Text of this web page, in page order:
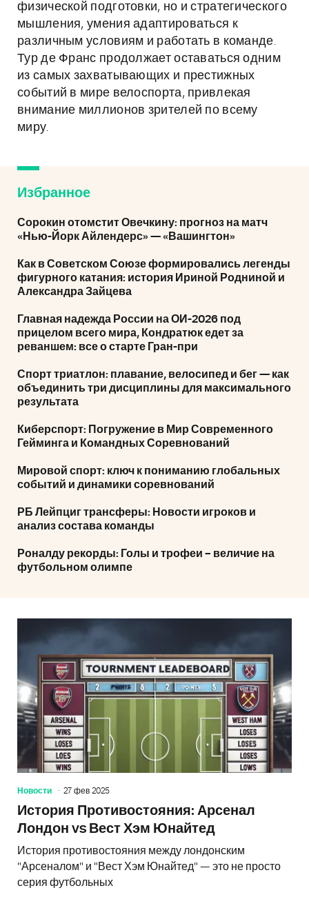
физической подготовки, но и стратегического
мышления, умения адаптироваться к
различным условиям и работать в команде.
Тур де Франс продолжает оставаться одним
из самых захватывающих и престижных
событий в мире велоспорта, привлекая
внимание миллионов зрителей по всему
миру.
Избранное
Сорокин отомстит Овечкину: прогноз на матч
«Нью-Йорк Айлендерс» — «Вашингтон»
Как в Советском Союзе формировались легенды
фигурного катания: история Ириной Родниной и
Александра Зайцева
Главная надежда России на ОИ-2026 под
прицелом всего мира, Кондратюк едет за
реваншем: все о старте Гран-при
Спорт триатлон: плавание, велосипед и бег — как
объединить три дисциплины для максимального
результата
Киберспорт: Погружение в Мир Современного
Гейминга и Командных Соревнований
Мировой спорт: ключ к пониманию глобальных
событий и динамики соревнований
РБ Лейпциг трансферы: Новости игроков и
анализ состава команды
Роналду рекорды: Голы и трофеи – величие на
футбольном олимпе
Новости 27 фев 2025
История Противостояния: Арсенал
Лондон vs Вест Хэм Юнайтед
История противостояния между лондонским
"Арсеналом" и "Вест Хэм Юнайтед" — это не просто
серия футбольных